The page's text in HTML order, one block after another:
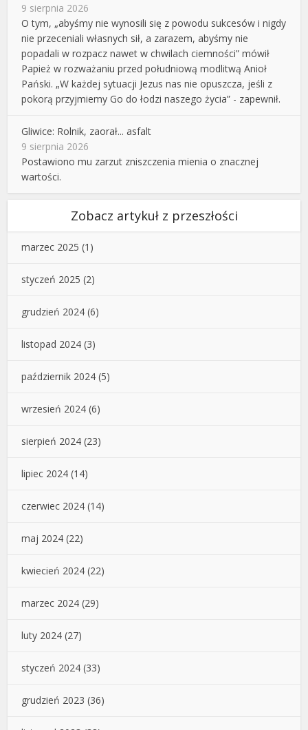
9 sierpnia 2026
O tym, „abyśmy nie wynosili się z powodu sukcesów i nigdy
nie przeceniali własnych sił, a zarazem, abyśmy nie
popadali w rozpacz nawet w chwilach ciemności” mówił
Papież w rozważaniu przed południową modlitwą Anioł
Pański. „W każdej sytuacji Jezus nas nie opuszcza, jeśli z
pokorą przyjmiemy Go do łodzi naszego życia” - zapewnił.
Gliwice: Rolnik, zaorał... asfalt
9 sierpnia 2026
Postawiono mu zarzut zniszczenia mienia o znacznej
wartości.
Zobacz artykuł z przeszłości
marzec 2025 (1)
styczeń 2025 (2)
grudzień 2024 (6)
listopad 2024 (3)
październik 2024 (5)
wrzesień 2024 (6)
sierpień 2024 (23)
lipiec 2024 (14)
czerwiec 2024 (14)
maj 2024 (22)
kwiecień 2024 (22)
marzec 2024 (29)
luty 2024 (27)
styczeń 2024 (33)
grudzień 2023 (36)